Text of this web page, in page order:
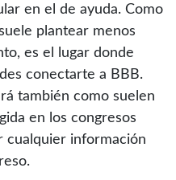
en el de ayuda. Como
plantear menos
es el lugar donde
conectarte a BBB.
también como suelen
en los congresos
cualquier información